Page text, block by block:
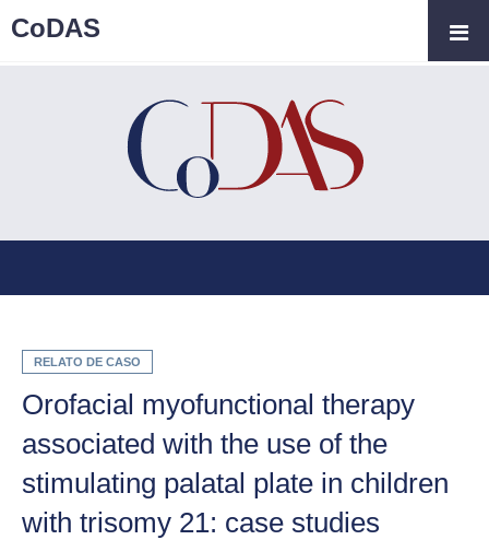
RELATO DE CASO
Orofacial myofunctional therapy
associated with the use of the
stimulating palatal plate in children
with trisomy 21: case studies
CoDAS